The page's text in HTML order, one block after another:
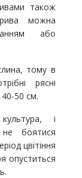
також
можна
або
тому в
рясні
50 см.
і
боятися
цвітіння
опуститься